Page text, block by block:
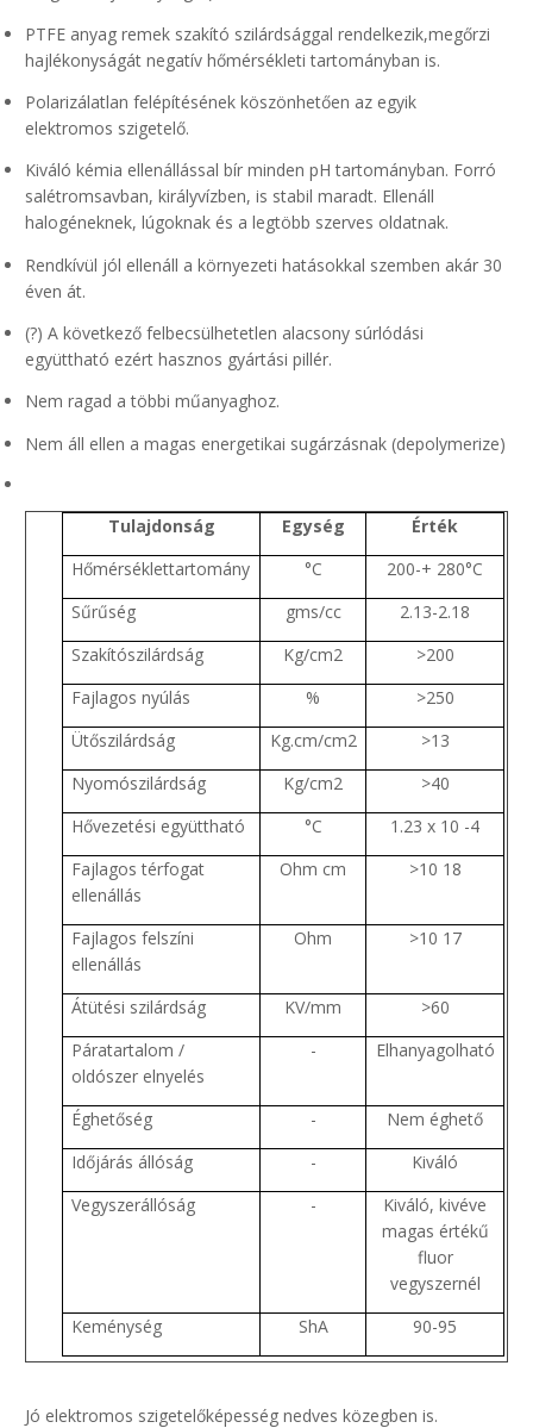
PTFE anyag remek szakító szilárdsággal rendelkezik,megőrzi
hajlékonyságát negatív hőmérsékleti tartományban is.
Polarizálatlan felépítésének köszönhetően az egyik
elektromos szigetelő.
Kiváló kémia ellenállással bír minden pH tartományban. Forró
salétromsavban, királyvízben, is stabil maradt. Ellenáll
halogéneknek, lúgoknak és a legtöbb szerves oldatnak.
Rendkívül jól ellenáll a környezeti hatásokkal szemben akár 30
éven át.
(?) A következő felbecsülhetetlen alacsony súrlódási
együttható ezért hasznos gyártási pillér.
Nem ragad a többi műanyaghoz.
Nem áll ellen a magas energetikai sugárzásnak (depolymerize)
Tulajdonság Egység
Érték
Hőmérséklettartomány
°C
200-+ 280°C
Sűrűség
gms/cc
2.13-2.18
Szakítószilárdság
Kg/cm2
>200
Fajlagos nyúlás
%
>250
Ütőszilárdság
Kg.cm/cm2
>13
Nyomószilárdság
Kg/cm2
>40
Hővezetési együttható
°C 1.23 x 10 -4
Fajlagos térfogat
ellenállás
Ohm cm >10 18
Fajlagos felszíni
ellenállás
Ohm >10 17
Átütési szilárdság KV/mm
>60
Páratartalom /
oldószer elnyelés
- Elhanyagolható
Éghetőség -
Nem éghető
Időjárás állóság
-
Kiváló
Vegyszerállóság
-
Kiváló, kivéve
magas értékű
fluor
vegyszernél
Keménység
ShA 90-95
Jó elektromos szigetelőképesség nedves közegben is.